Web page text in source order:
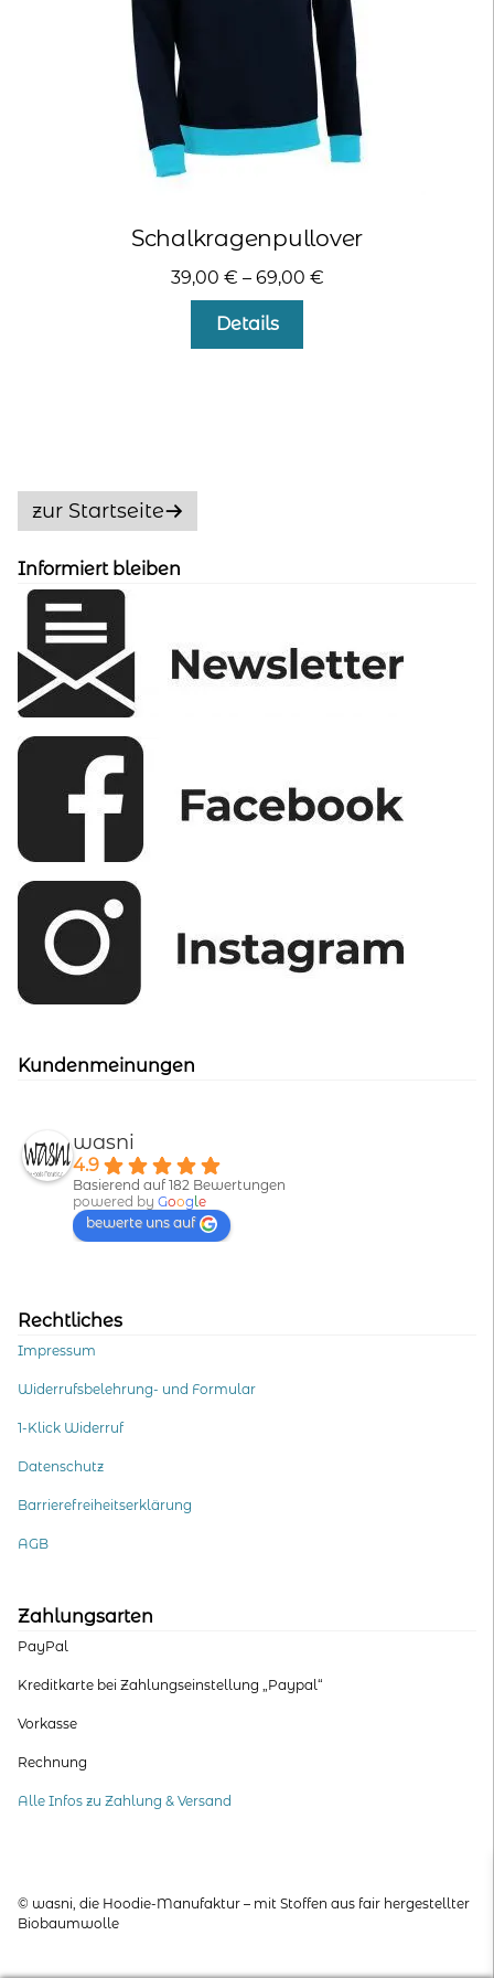
Produktseite
gewählt
werden
Schalkragenpullover
39,00 € – 69,00 €
Details
werden
zur Startseite
Informiert bleiben
Kundenmeinungen
wasni
4.9
Basierend auf 182 Bewertungen
powered by Goog le
bewerte uns auf
Rechtliches
Impressum
Widerrufsbelehrung- und Formular
1-Klick Widerruf
Datenschutz
Barrierefreiheitserklärung
AGB
Zahlungsarten
PayPal
Kreditkarte bei Zahlungseinstellung „Paypal“
Vorkasse
Rechnung
Alle Infos zu Zahlung & Versand
© wasni, die Hoodie-Manufaktur – mit Stoffen aus fair hergestellter
Biobaumwolle